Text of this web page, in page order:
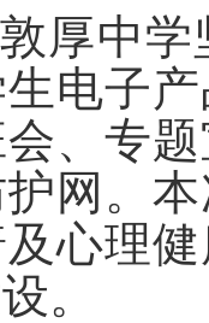
厚中
电子
、专
网。
心理
。